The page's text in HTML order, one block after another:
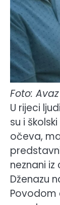
Foto: Avaz
U rijeci
su i
očeva,
neznani iz
Dženazu
Povodom